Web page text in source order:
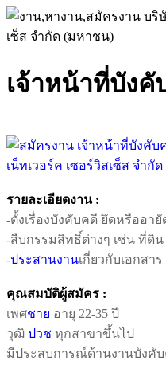
เจ้าหน้าที่บัง
รายละเอียดงาน :
-ตั้งเรื่องบังคับคดี ยึดหรืออา
-สืบกรรมสิทธิ์ต่างๆ เช่น ที่ดิ
-ประสานงานเกี่ยวกับเอกสา
คุณสมบัติผู้สมัคร :
เพศชาย อายุ 22-35 ปี
วุฒิ ปวช ทุกสาขาขึ้นไป
มีประสบการณ์ด้านงานบังคับ